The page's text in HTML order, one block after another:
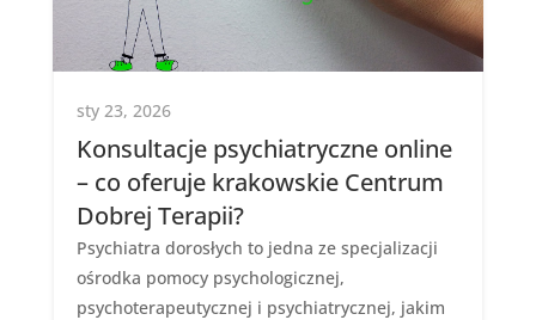
Konsultacje psychiatryczne online
– co oferuje krakowskie Centrum
Dobrej Terapii?
sty 23, 2026
Psychiatra dorosłych to jedna ze specjalizacji
ośrodka pomocy psychologicznej,
psychoterapeutycznej i psychiatrycznej, jakim